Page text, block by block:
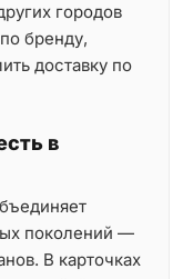
городов
бренду,
доставку по
в
поколений —
В карточках